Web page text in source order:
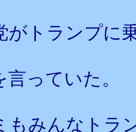
がトランプに
っていた。
もみんなトラ